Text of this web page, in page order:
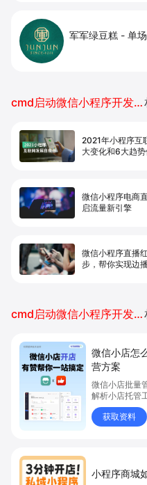
军军绿豆糕 - 单
cmd启动微信小程序开发者工具
2021年小程序互
大变化和6大趋
微信小程序电商
启流量新引擎
微信小程序直播
步，帮你实现边
cmd启动微信小程序开发者工具
微信小店怎
营方案
微信小店批量
解析小店托管
多账号微信小
销玩法，全面
量管理、高效
获取资料
小程序商城